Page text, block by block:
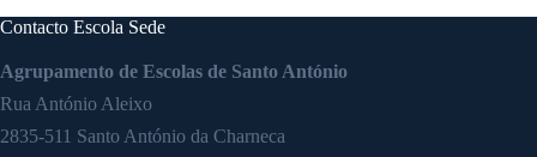
Contacto Escola Sede
Agrupamento de Escolas de Santo António
Rua António Aleixo
2835-511 Santo António da Charneca